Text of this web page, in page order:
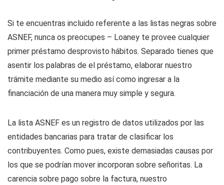
Si te encuentras incluido referente a las listas negras sobre
ASNEF, nunca os preocupes – Loaney te provee cualquier
primer préstamo desprovisto hábitos. Separado tienes que
asentir los palabras de el préstamo, elaborar nuestro
trámite mediante su medio así­ como ingresar a la
financiación de una manera muy simple y segura.
La lista ASNEF es un registro de datos utilizados por las
entidades bancarias para tratar de clasificar los
contribuyentes. Como pues, existe demasiadas causas por
los que se podrí­an mover incorporan sobre señoritas. La
carencia sobre pago sobre la factura, nuestro